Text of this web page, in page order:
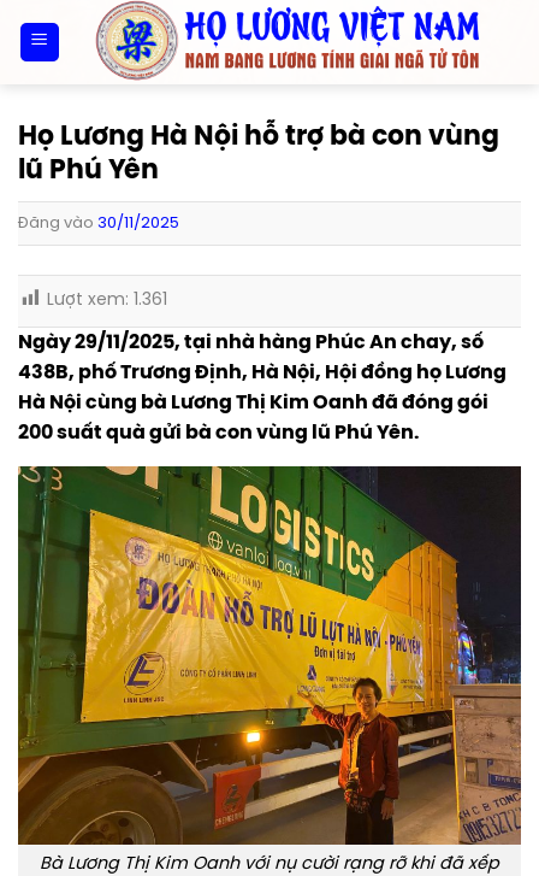
qua
Họ Lương Hà Nội hỗ trợ bà con vùng
lũ Phú Yên
Đăng vào 30/11/2025
Lượt xem: 1.361
Ngày 29/11/2025, tại nhà hàng Phúc An chay, số
438B, phố Trương Định, Hà Nội, Hội đồng họ Lương
Hà Nội cùng bà Lương Thị Kim Oanh đã đóng gói
200 suất quà gửi bà con vùng lũ Phú Yên.
Bà Lương Thị Kim Oanh với nụ cười rạng rỡ khi đã xếp